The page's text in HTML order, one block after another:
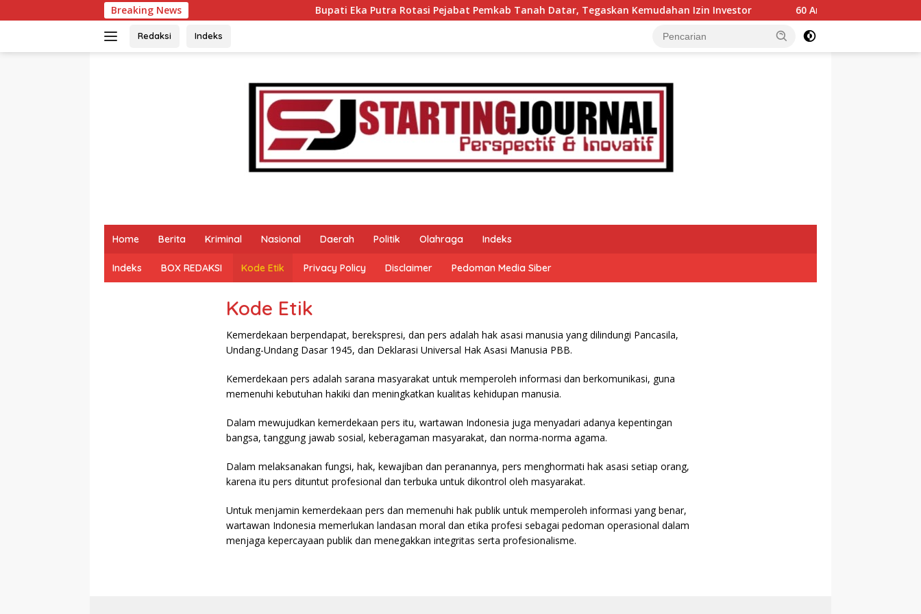
ke
Breaking News Bupati Eka Putra Rotasi Pejabat Pemkab Tanah Datar, Tegaskan Kemudahan Izin Investor 60 Anggota Kontingen
Redaksi Indeks
Home Berita Kriminal Nasional Daerah Politik Olahraga Indeks
Indeks BOX REDAKSI Kode Etik Privacy Policy Disclaimer Pedoman Media Siber
Kode Etik
Kemerdekaan berpendapat, berekspresi, dan pers adalah hak asasi manusia yang dilindungi Pancasila,
Undang-Undang Dasar 1945, dan Deklarasi Universal Hak Asasi Manusia PBB.
Kemerdekaan pers adalah sarana masyarakat untuk memperoleh informasi dan berkomunikasi, guna
memenuhi kebutuhan hakiki dan meningkatkan kualitas kehidupan manusia.
Dalam mewujudkan kemerdekaan pers itu, wartawan Indonesia juga menyadari adanya kepentingan
bangsa, tanggung jawab sosial, keberagaman masyarakat, dan norma-norma agama.
Dalam melaksanakan fungsi, hak, kewajiban dan peranannya, pers menghormati hak asasi setiap orang,
karena itu pers dituntut profesional dan terbuka untuk dikontrol oleh masyarakat.
Untuk menjamin kemerdekaan pers dan memenuhi hak publik untuk memperoleh informasi yang benar,
wartawan Indonesia memerlukan landasan moral dan etika profesi sebagai pedoman operasional dalam
menjaga kepercayaan publik dan menegakkan integritas serta profesionalisme.